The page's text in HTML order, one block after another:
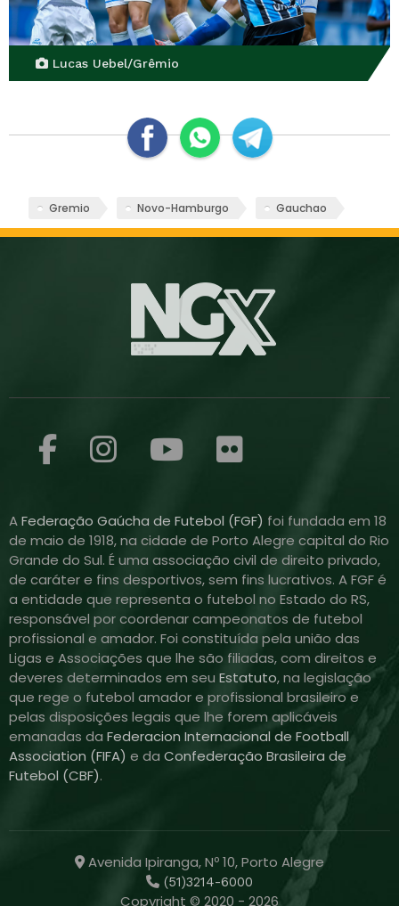
Lucas Uebel/Grêmio
Gremio Novo-Hamburgo Gauchao
AFederação Gaúcha de Futebol (FGF) foi fundada em 18
de maio de 1918, na cidade de Porto Alegre capital do Rio
Grande do Sul. É uma associação civil de direito privado,
de caráter e fins desportivos, sem fins lucrativos. A FGF é
a entidade que representa o futebol no Estado do RS,
responsável por coordenar campeonatos de futebol
profissional e amador. Foi constituída pela união das
Ligas e Associações que lhe são filiadas, com direitos e
deveres determinados em seu Estatuto, na legislação
que rege o futebol amador e profissional brasileiro e
pelas disposições legais que lhe forem aplicáveis
emanadas da Federacion Internacional de Football
Association (FIFA) e da Confederação Brasileira de
Futebol (CBF).
Avenida Ipiranga, Nº 10, Porto Alegre
(51)3214-6000
Copyright © 2020 - 2026